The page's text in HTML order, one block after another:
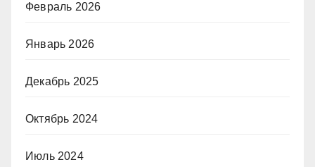
Февраль 2026
Январь 2026
Декабрь 2025
Октябрь 2024
Июль 2024